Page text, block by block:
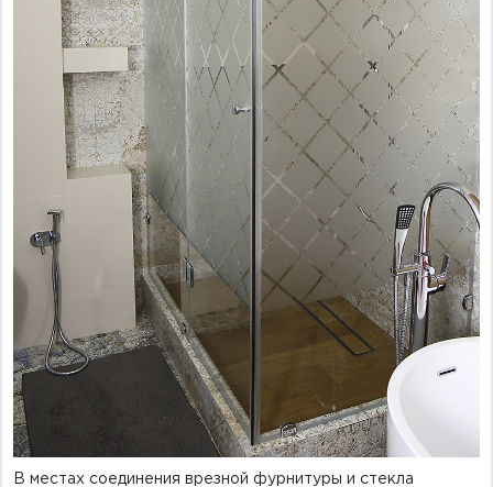
В местах соединения врезной фурнитуры и стекла